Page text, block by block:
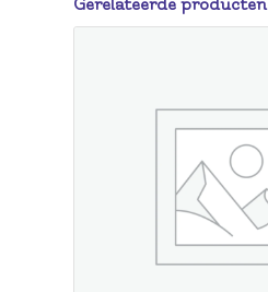
Gerelateerde producten